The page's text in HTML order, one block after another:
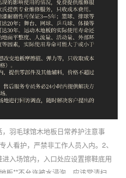
羽毛球馆木地板日常养护注意事
人看护，严禁非工作人员入内。2、
入场馆内，入口处应设置擦鞋底用
板**不允许被水浸泡，应该常清扫